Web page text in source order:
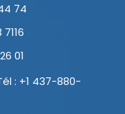
74
01
: +1 437-880-